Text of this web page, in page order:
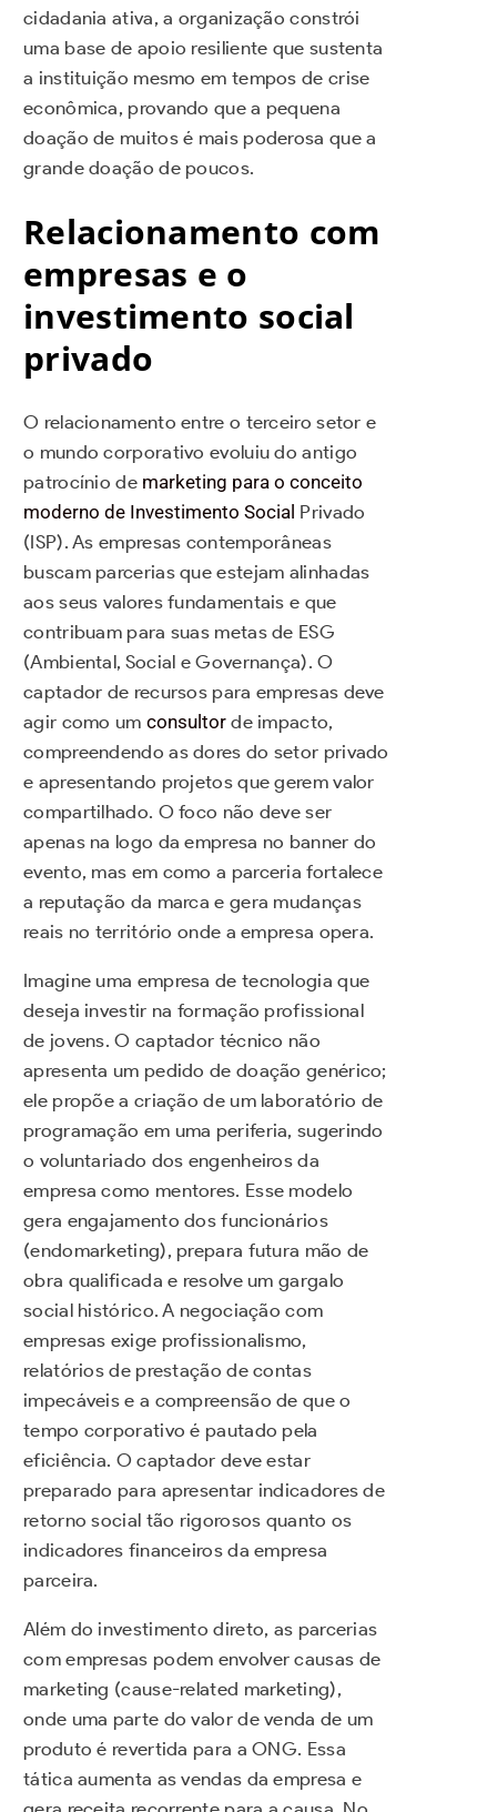
cidadania ativa, a organização constrói
uma base de apoio resiliente que sustenta
a instituição mesmo em tempos de crise
econômica, provando que a pequena
doação de muitos é mais poderosa que a
grande doação de poucos.
Relacionamento com
empresas e o
investimento social
privado
O relacionamento entre o terceiro setor e
o mundo corporativo evoluiu do antigo
patrocínio de marketing para o conceito
moderno de Investimento Social Privado
(ISP). As empresas contemporâneas
buscam parcerias que estejam alinhadas
aos seus valores fundamentais e que
contribuam para suas metas de ESG
(Ambiental, Social e Governança). O
captador de recursos para empresas deve
agir como um consultorde impacto,
compreendendo as dores do setor privado
e apresentando projetos que gerem valor
compartilhado. O foco não deve ser
apenas na logo da empresa no banner do
evento, mas em como a parceria fortalece
a reputação da marca e gera mudanças
reais no território onde a empresa opera.
Imagine uma empresa de tecnologia que
deseja investir na formação profissional
de jovens. O captador técnico não
apresenta um pedido de doação genérico;
ele propõe a criação de um laboratório de
programação em uma periferia, sugerindo
o voluntariado dos engenheiros da
empresa como mentores. Esse modelo
gera engajamento dos funcionários
(endomarketing), prepara futura mão de
obra qualificada e resolve um gargalo
social histórico. A negociação com
empresas exige profissionalismo,
relatórios de prestação de contas
impecáveis e a compreensão de que o
tempo corporativo é pautado pela
eficiência. O captador deve estar
preparado para apresentar indicadores de
retorno social tão rigorosos quanto os
indicadores financeiros da empresa
parceira.
Além do investimento direto, as parcerias
com empresas podem envolver causas de
marketing (cause-related marketing),
onde uma parte do valor de venda de um
produto é revertida para a ONG. Essa
tática aumenta as vendas da empresa e